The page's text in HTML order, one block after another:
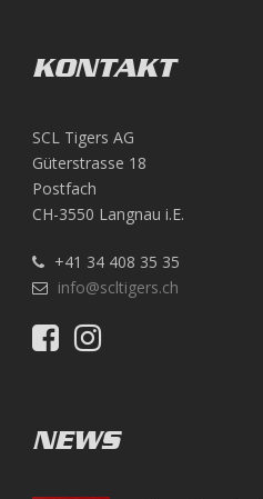
KONTAKT
SCL Tigers AG
Güterstrasse 18
Postfach
CH-3550 Langnau i.E.
+41 34 408 35 35
info@scltigers.ch
NEWS